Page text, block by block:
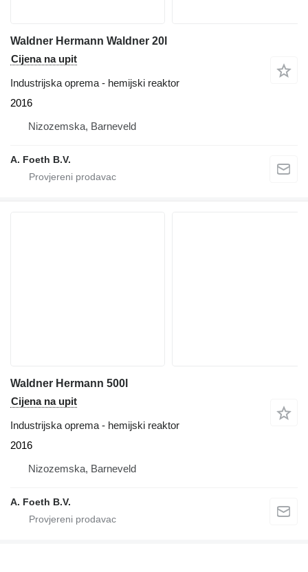
Waldner Hermann Waldner 20l
Cijena na upit
Industrijska oprema - hemijski reaktor
2016
Nizozemska, Barneveld
A. Foeth B.V.
Waldner Hermann 500l
Cijena na upit
Industrijska oprema - hemijski reaktor
2016
Nizozemska, Barneveld
A. Foeth B.V.